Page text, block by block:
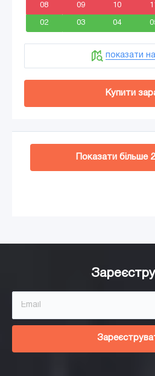
08 09 10
02 03 04
показати
Купити
Додати в кошик
Показати більше